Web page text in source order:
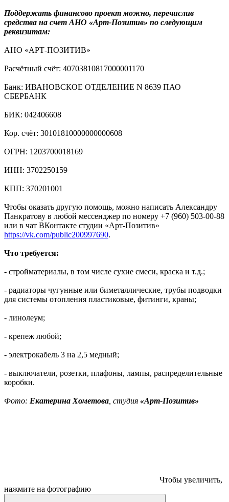
Поддержать финансово проект можно, перечислив
средства на счет АНО «Арт-Позитив» по следующим
реквизитам:
АНО «АРТ-ПОЗИТИВ»
Расчётный счёт: 40703810817000001170
Банк: ИВАНОВСКОЕ ОТДЕЛЕНИЕ N 8639 ПАО
СБЕРБАНК
БИК: 042406608
Кор. счёт: 30101810000000000608
ОГРН: 1203700018169
ИНН: 3702250159
КПП: 370201001
Чтобы оказать другую помощь, можно написать Александру
Панкратову в любой мессенджер по номеру +7 (960) 503-00-88
или в чат ВКонтакте студии «Арт-Позитив»
https://vk.com/public200997690.
Что требуется:
- стройматериалы, в том числе сухие смеси, краска и т.д.;
- радиаторы чугунные или биметаллические, трубы подводки
для системы отопления пластиковые, фитинги, краны;
- линолеум;
- крепеж любой;
- электрокабель 3 на 2,5 медный;
- выключатели, розетки, плафоны, лампы, распределительные
коробки.
Фото: Екатерина Хометова , студия «Арт-Позитив»
Чтобы увеличить,
нажмите на фотографию